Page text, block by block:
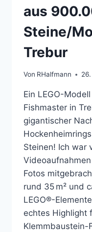
aus
Steine/
Trebur
Von RHalfmann
Ein LEGO-
Fishmaster in
gigantischer
Steinen! Ich war
Fotos
rund 35 m² und
LEGO®-
echtes Highlight
Klemmbaustein-